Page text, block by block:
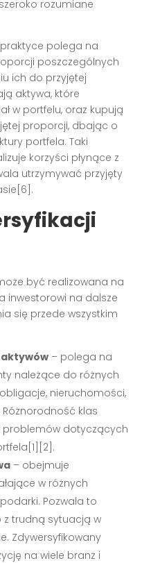
rozumiane
polega na
poszczególnych
ich do przyjętej
aktywa, które
w portfelu, oraz kupują
proporcji, dbając o
portfela. Taki
korzyści płynące z
utrzymywać przyjęty
być realizowana na
inwestorowi na dalsze
się przede wszystkim
– polega na
należące do różnych
nieruchomości,
Różnorodność klas
problemów dotyczących
– obejmuje
w różnych
Pozwala to
z trudną sytuacją w
Zdywersyfikowany
na wiele branż i